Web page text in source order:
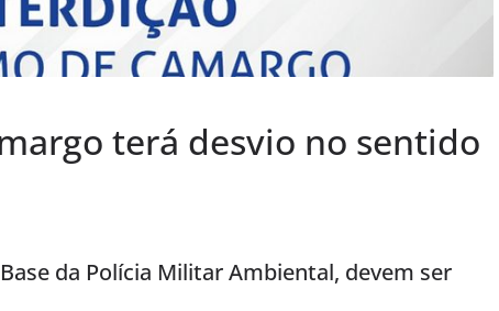
terá desvio no sentido
da Polícia Militar Ambiental, devem ser